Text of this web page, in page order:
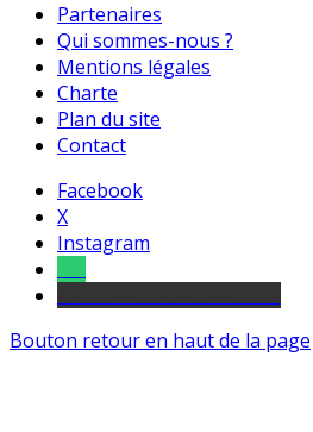
Partenaires
Qui sommes-nous ?
Mentions légales
Charte
Plan du site
Contact
Facebook
X
Instagram
Bouton retour en haut de la page